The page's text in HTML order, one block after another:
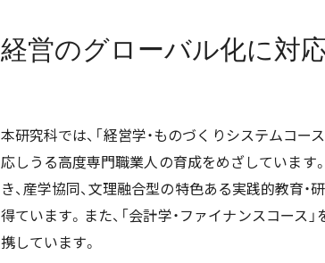
経営のグローバル化に対
本研究科では、「経営学・ものづくりシステムコー
応しうる高度専門職業人の育成をめざしています
き、産学協同、文理融合型の特色ある実践的教育
得ています。また、「会計学・ファイナンスコース
携しています。